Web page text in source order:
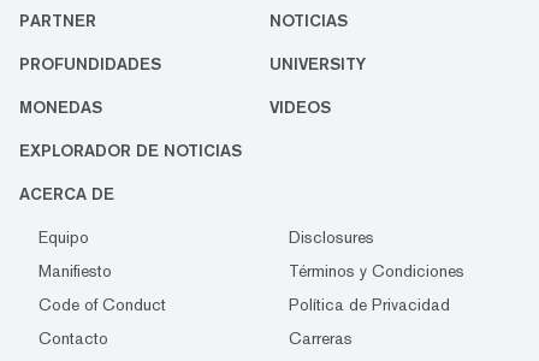
PARTNER NOTICIAS
PROFUNDIDADES UNIVERSITY
MONEDAS VIDEOS
EXPLORADOR DE NOTICIAS
ACERCA DE
Equipo
Disclosures
Manifiesto
Términos y Condiciones
Code of Conduct
Política de Privacidad
Contacto
Carreras